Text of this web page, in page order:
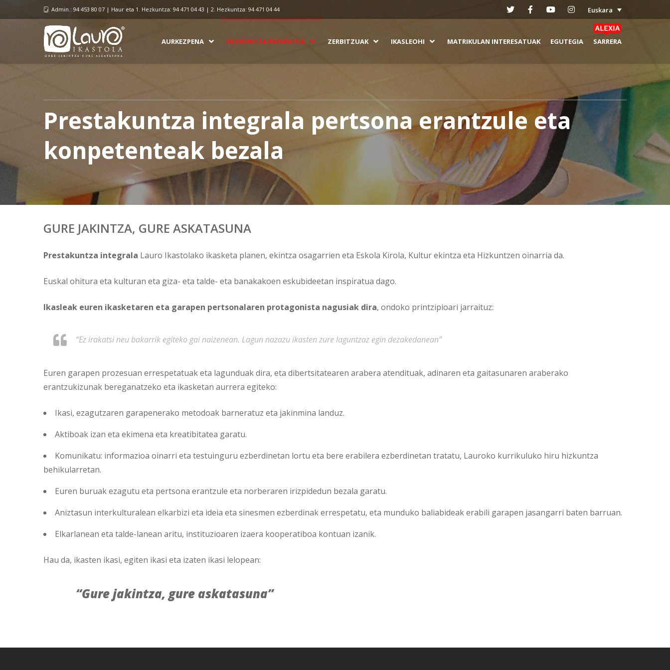
Admin.: 94 453 80 07 | Haur eta 1. Hezkuntza: 94 471 04 43 | 2. Hezkuntza: 94 471 04 44 Euskara
AURKEZPENA HEZKUNTZA PROIEKTUA ZERBITZUAK IKASLEOHI MATRIKULAN INTERESATUAK EGUTEGIA SARRERA
Prestakuntza integrala pertsona erantzule eta
konpetenteak bezala
GURE JAKINTZA, GURE ASKATASUNA
Prestakuntza integrala Lauro Ikastolako ikasketa planen, ekintza osagarrien eta Eskola Kirola, Kultur ekintza eta Hizkuntzen oinarria da.
Euskal ohitura eta kulturan eta giza- eta talde- eta banakakoen eskubideetan inspiratua dago.
Ikasleak euren ikasketaren eta garapen pertsonalaren protagonista nagusiak dira, ondoko printzipioari jarraituz:
“Ez irakatsi neu bakarrik egiteko gai naizenean. Lagun nazazu ikasten zure laguntzaz egin dezakedanean”
Euren garapen prozesuan errespetatuak eta lagunduak dira, eta dibertsitatearen arabera atendituak, adinaren eta gaitasunaren araberako
erantzukizunak bereganatzeko eta ikasketan aurrera egiteko:
Ikasi, ezagutzaren garapenerako metodoak barneratuz eta jakinmina landuz.
Aktiboak izan eta ekimena eta kreatibitatea garatu.
Komunikatu: informazioa oinarri eta testuinguru ezberdinetan lortu eta bere erabilera ezberdinetan tratatu, Lauroko kurrikuluko hiru hizkuntza
behikularretan.
Euren buruak ezagutu eta pertsona erantzule eta norberaren irizpidedun bezala garatu.
Aniztasun interkulturalean elkarbizi eta ideia eta sinesmen ezberdinak errespetatu, eta munduko baliabideak erabili garapen jasangarri baten barruan.
Elkarlanean eta talde-lanean aritu, instituzioaren izaera kooperatiboa kontuan izanik.
Hau da, ikasten ikasi, egiten ikasi eta izaten ikasi lelopean:
“Gure jakintza, gure askatasuna”